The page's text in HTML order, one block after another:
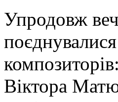
Упродовж
Віктора